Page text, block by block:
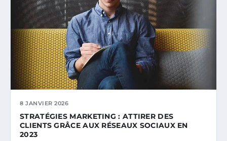
8 JANVIER 2026
STRATÉGIES MARKETING : ATTIRER DES
CLIENTS GRÂCE AUX RÉSEAUX SOCIAUX EN
2023